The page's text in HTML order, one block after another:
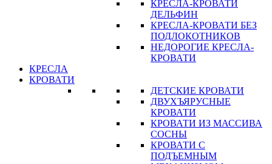
КРЕСЛА-КРОВАТИ
ДЕЛЬФИН
КРЕСЛА-КРОВАТИ БЕЗ
ПОДЛОКОТНИКОВ
НЕДОРОГИЕ КРЕСЛА-
КРОВАТИ
КРЕСЛА
КРОВАТИ
ДЕТСКИЕ КРОВАТИ
ДВУХЪЯРУСНЫЕ
КРОВАТИ
КРОВАТИ ИЗ МАССИВА
СОСНЫ
КРОВАТИ С
ПОДЪЕМНЫМ